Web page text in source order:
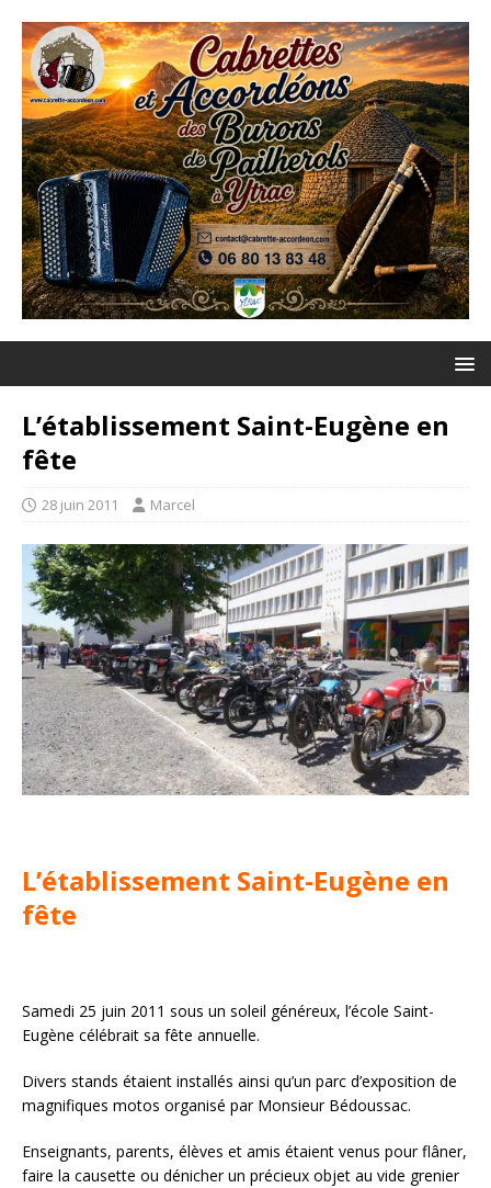
L’établissement Saint-Eugène en
fête
28 juin 2011 Marcel
L’établissement Saint-Eugène en
fête
Samedi 25 juin 2011 sous un soleil généreux, l’école Saint-
Eugène célébrait sa fête annuelle.
Divers stands étaient installés ainsi qu’un parc d’exposition de
magnifiques motos organisé par Monsieur Bédoussac.
Enseignants, parents, élèves et amis étaient venus pour flâner,
faire la causette ou dénicher un précieux objet au vide grenier